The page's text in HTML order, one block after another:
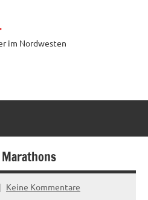
im Nordwesten
Keine Kommentare